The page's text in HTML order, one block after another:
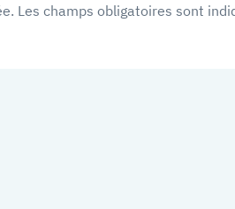
Les champs obligatoires sont